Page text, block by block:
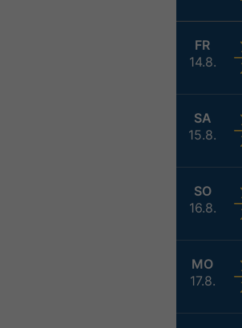
FR
14.8.
SA
15.8.
SO
16.8.
MO
17.8.